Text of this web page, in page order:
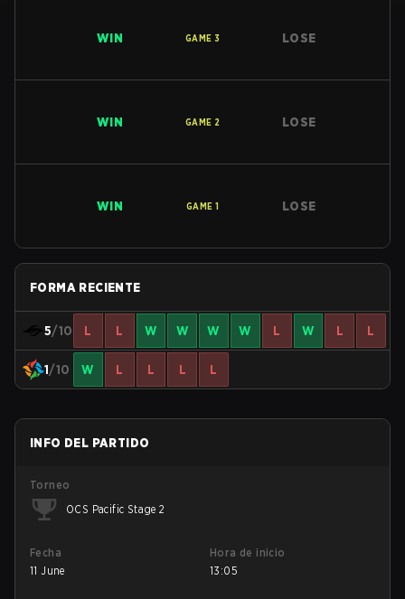
WIN GAME 3 LOSE
WIN GAME 2 LOSE
WIN GAME 1 LOSE
FORMA RECIENTE
5/10 L L W W W W L W L L
1/10 W L L L L
INFO DEL PARTIDO
Torneo
OCS Pacific Stage 2
Fecha
11 June
Hora de inicio
13:05